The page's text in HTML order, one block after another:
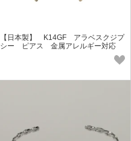
【日本製】 K14GF アラベスクジプ
シー ピアス 金属アレルギー対応